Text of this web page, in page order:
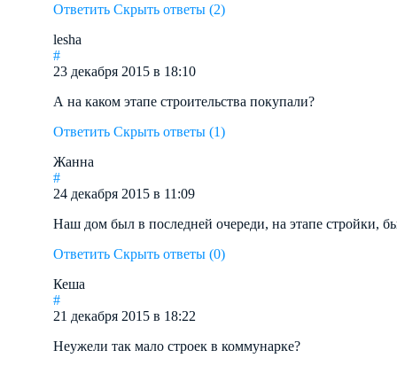
Ответить Скрыть ответы (2)
lesha
#
23 декабря 2015 в 18:10
А на каком этапе строительства покупали?
Ответить Скрыть ответы (1)
Жанна
#
24 декабря 2015 в 11:09
Наш дом был в последней очереди, на этапе стройки,
Ответить Скрыть ответы (0)
Кеша
#
21 декабря 2015 в 18:22
Неужели так мало строек в коммунарке?